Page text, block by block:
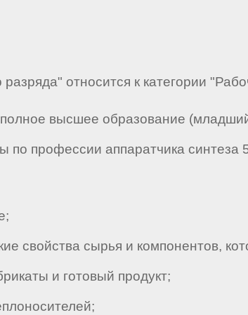
относится к категории
высшее образование
профессии аппаратчика синтеза
свойства сырья и компонентов,
и готовый продукт;